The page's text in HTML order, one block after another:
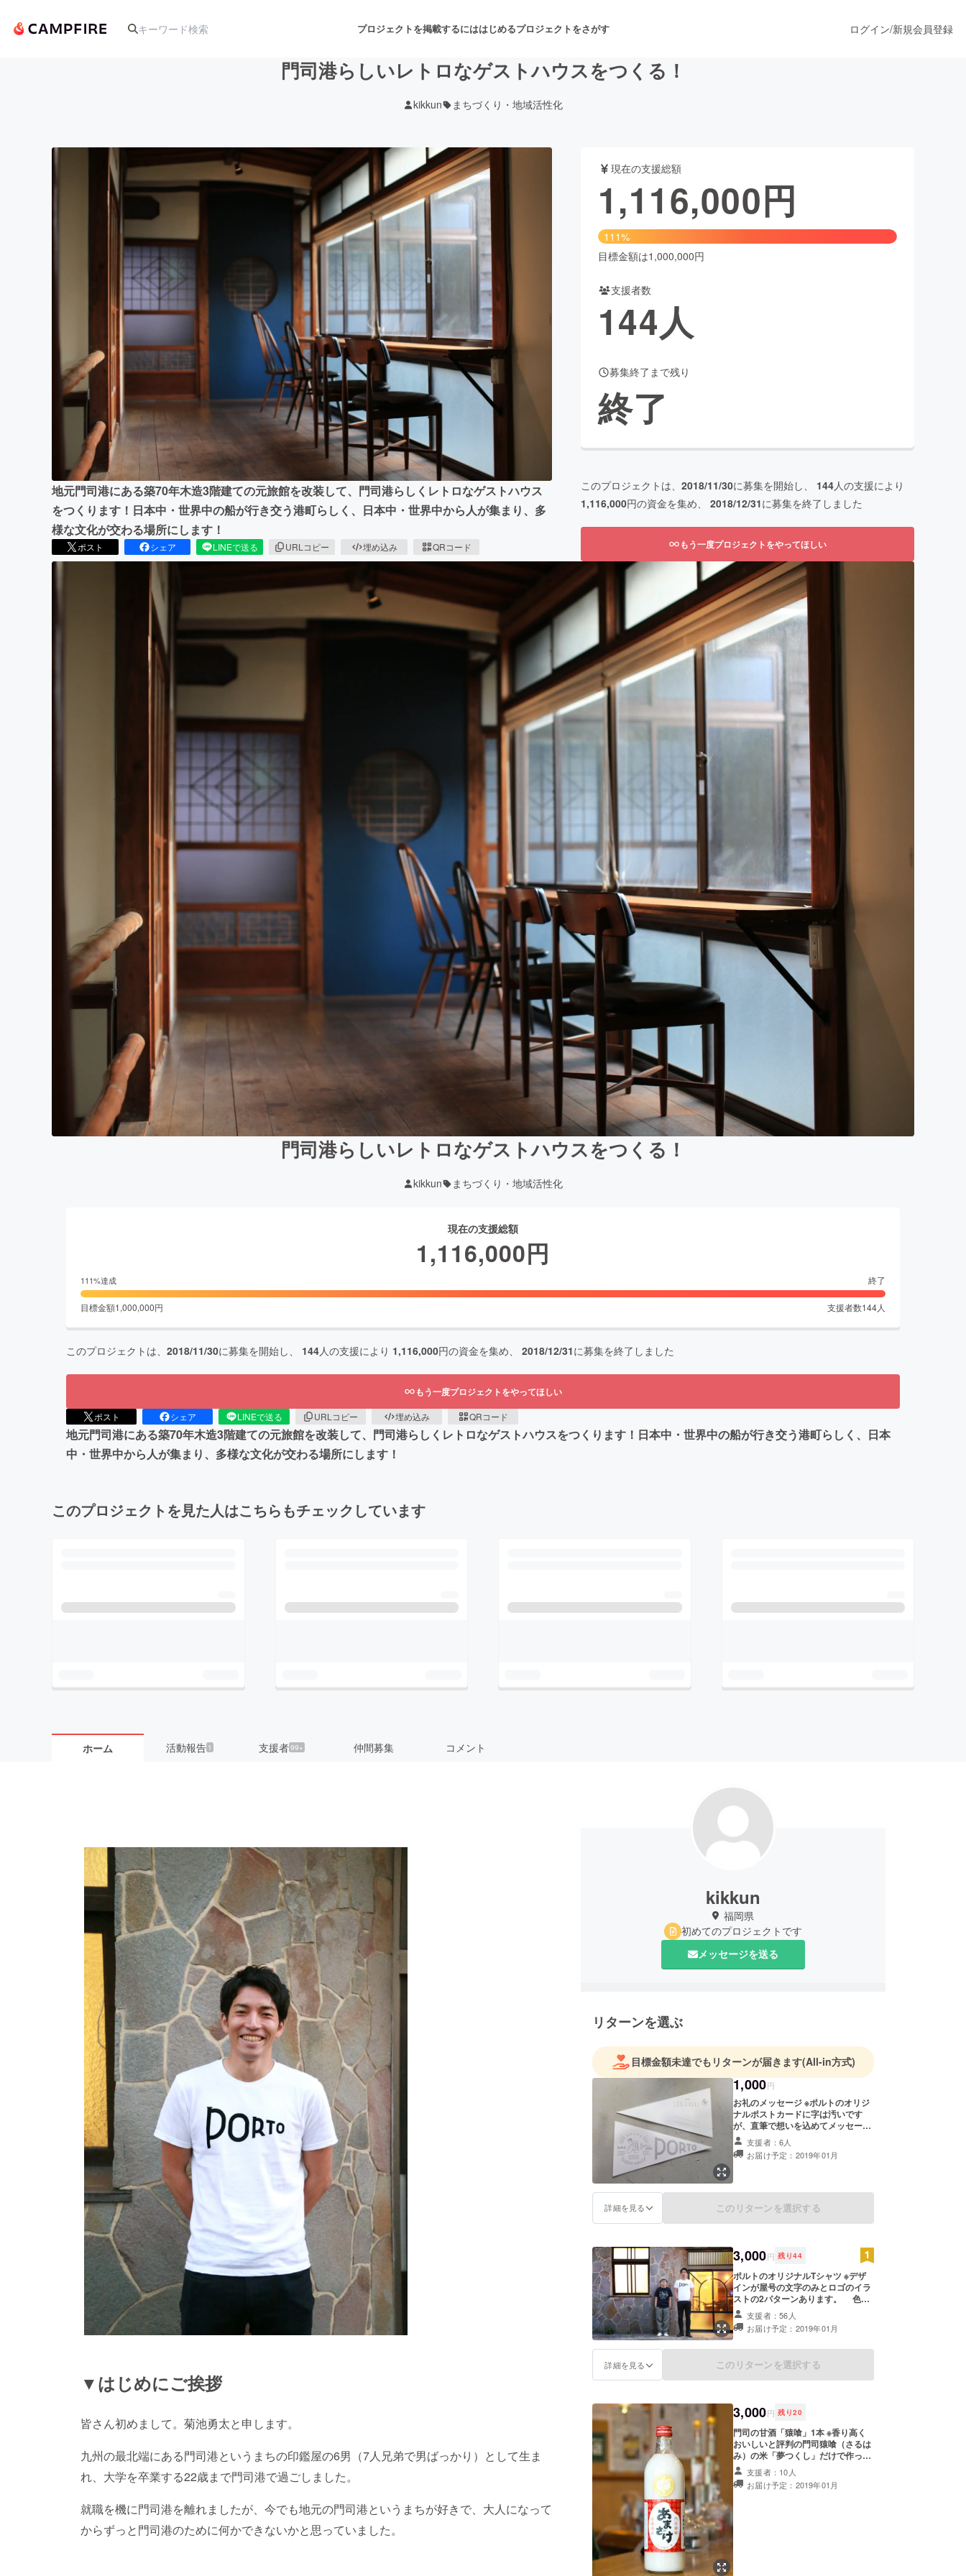
プロジェクトを掲載するにははじめるプロジェクトをさがす
アート・写真 音楽 舞台・パフォーマンス
テクノロジー・ガジェット ゲーム・サービス開発 ファッション
映像・映画 書籍・雑誌出版
ビジネス・起業 チャレンジ ビューティー・ヘルスケア
まちづくり・地域活性化
CAMPFIRE for Social Good CAMPFIRE Creation
CAMPFIREふるさと納税machi-ya
ログイン/新規会員登録
門司港らしいレトロなゲストハウスをつくる！
kikkun まちづくり・地域活性化
地元門司港にある築70年木造3階建ての元旅館を改装して、門司港らしくレトロなゲストハウス
をつくります！日本中・世界中の船が行き交う港町らしく、日本中・世界中から人が集まり、多
様な文化が交わる場所にします！
ポスト シェア LINEで送る URLコピー 埋め込み QRコード
現在の支援総額
1,116,000円
111%
目標金額は1,000,000円
支援者数
144人
募集終了まで残り
終了
このプロジェクトは、 2018/11/30に募集を開始し、 144人の支援により
1,116,000円の資金を集め、 2018/12/31に募集を終了しました
もう一度プロジェクトをやってほしい
門司港らしいレトロなゲストハウスをつくる！
kikkun まちづくり・地域活性化
現在の支援総額
1,116,000円
111%達成 終了
目標金額1,000,000円 支援者数144人
このプロジェクトは、 2018/11/30に募集を開始し、 144人の支援により 1,116,000円の資金を集め、 2018/12/31に募集を終了しました
もう一度プロジェクトをやってほしい
ポスト シェア LINEで送る URLコピー 埋め込み QRコード
地元門司港にある築70年木造3階建ての元旅館を改装して、門司港らしくレトロなゲストハウスをつくります！日本中・世界中の船が行き交う港町らしく、日本
中・世界中から人が集まり、多様な文化が交わる場所にします！
このプロジェクトを見た人はこちらもチェックしています
ホーム 活動報告 1 支援者99+ 仲間募集 コメント
▼はじめにご挨拶
皆さん初めまして。菊池勇太と申します。
九州の最北端にある門司港というまちの印鑑屋の6男（7人兄弟で男ばっかり）として生ま
れ、大学を卒業する22歳まで門司港で過ごしました。
就職を機に門司港を離れましたが、今でも地元の門司港というまちが好きで、大人になって
からずっと門司港のために何かできないかと思っていました。
kikkun
福岡県
初めてのプロジェクトです
メッセージを送る
リターンを選ぶ
目標金額未達でもリターンが届きます(All-in方式)
1,000円
お礼のメッセージ ※ポルトのオリジ
ナルポストカードに字は汚いです
が、直筆で想いを込めてメッセージ
を書いて発送いたします。
支援者：6人
お届け予定：2019年01月
詳細を見る このリターンを選択する
3,000円 残り44
ポルトのオリジナルTシャツ ※デザ
インが屋号の文字のみとロゴのイラ
ストの2パターンあります。 色は
白、紺、グレーの3色、サイズはS、
M、Lからお選びください。 ※ご希望
の品のサイズ・色を備考欄に記載し
支援者：56人
お届け予定：2019年01月
詳細を見る このリターンを選択する
3,000円 残り20
門司の甘酒「猿喰」1本 ※香り高く
おいしいと評判の門司猿喰（さるは
み）の米「夢つくし」だけで作っ
た、ノンアルコールの甘酒です。 発
酵には、「糖化酵素剤」を一切使わ
ず、酒造が手作りした「米麹」を一
支援者：10人
お届け予定：2019年01月